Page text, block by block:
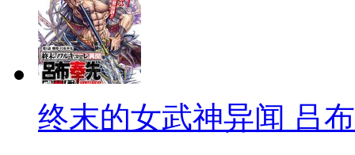
终末的女武神异闻 吕